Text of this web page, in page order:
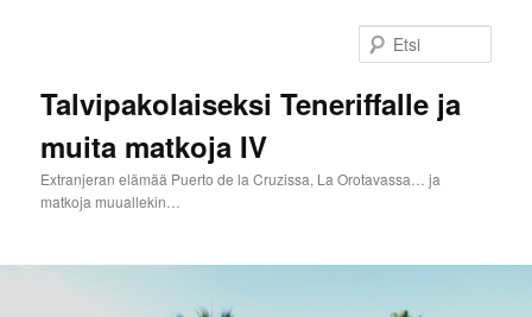
Talvipakolaiseksi Teneriffalle ja
muita matkoja IV
Extranjeran elämää Puerto de la Cruzissa, La Orotavassa… ja
matkoja muuallekin…